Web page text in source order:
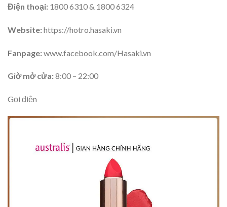
Điện thoại: 1800 6310 & 1800 6324
Website:https://hotro.hasaki.vn
Fanpage:www.facebook.com/Hasaki.vn
Giờ mở cửa:8:00 – 22:00
Gọi điện